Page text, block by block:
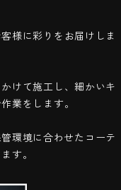
様に彩りをお届けしま
けて施工し、細かいキ
業をします。
環境に合わせたコーテ
す。